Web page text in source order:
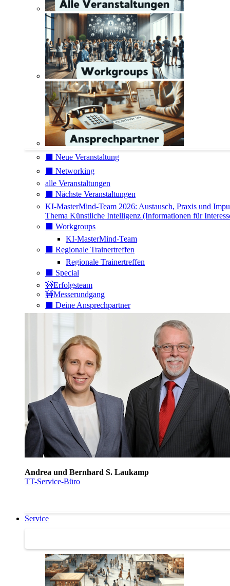
⬛️ Neue Veranstaltung
⬛️ Networking
alle Veranstaltungen
⬛️ Nächste Veranstaltungen
KI-MasterMind-Team 2026: Austausch, Praxis und
Thema Künstliche Intelligenz (Informationen für
⬛️ Workgroups
KI-MasterMind-Team
⬛️ Regionale Trainertreffen
Regionale Trainertreffen
⬛️ Special
🚧Erfolgsteam
🚧Messerundgang
⬛️ Deine Ansprechpartner
Andrea und Bernhard S. Laukamp
TT-Service-Büro
Service